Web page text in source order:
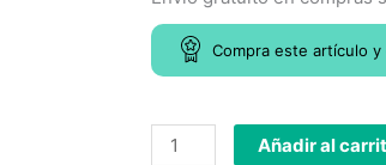
Compra este artículo y
Añadir al